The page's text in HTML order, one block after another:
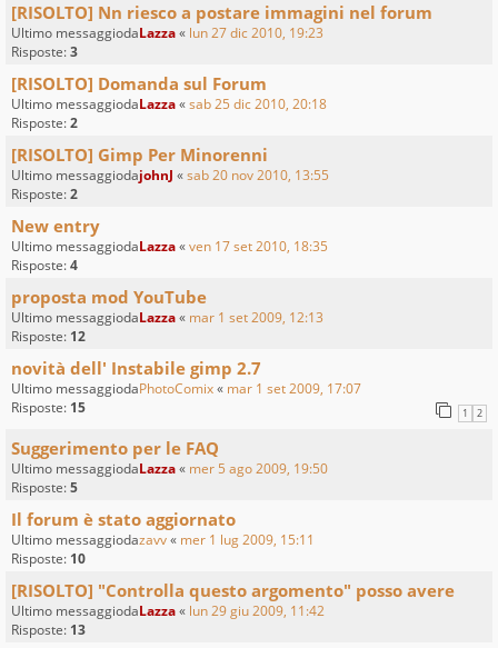
[RISOLTO] Nn riesco a postare immagini nel forum
Ultimo messaggiodaLazza« lun 27 dic 2010, 19:23
Risposte:3
[RISOLTO] Domanda sul Forum
Ultimo messaggiodaLazza«sab 25 dic 2010, 20:18
Risposte:2
[RISOLTO] Gimp Per Minorenni
Ultimo messaggiodajohnJ «sab 20 nov 2010, 13:55
Risposte:2
New entry
Ultimo messaggiodaLazza«ven 17 set 2010, 18:35
Risposte:4
proposta mod YouTube
Ultimo messaggiodaLazza« mar 1 set 2009, 12:13
Risposte: 12
novità dell' Instabile gimp 2.7
Ultimo messaggiodaPhotoComix« mar 1 set 2009, 17:07
Risposte: 15 1 2
Suggerimento per le FAQ
Ultimo messaggiodaLazza« mer 5 ago 2009, 19:50
Risposte:5
Il forum è stato aggiornato
Ultimo messaggiodazavv« mer 1 lug 2009, 15:11
Risposte: 10
[RISOLTO] "Controlla questo argomento" posso avere
Ultimo messaggiodaLazza« lun 29 giu 2009, 11:42
Risposte: 13